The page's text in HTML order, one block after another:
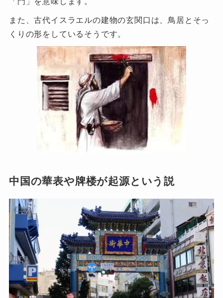
また、古代イスラエルの建物の玄関口は、鳥居とそっ
くりの形をしているそうです。
中国の華表や牌楼が起源という説